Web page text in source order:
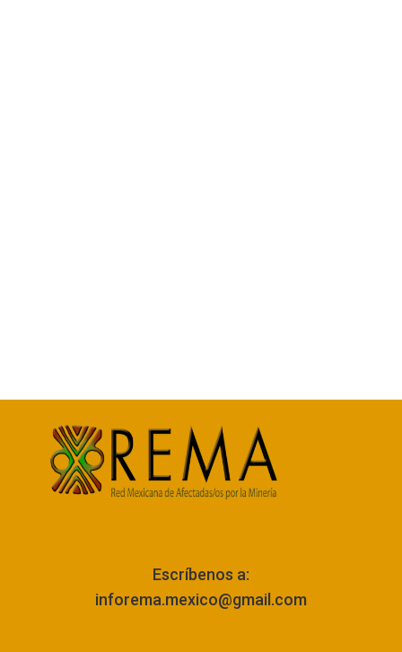
Escríbenos a:
inforema.mexico@gmail.com